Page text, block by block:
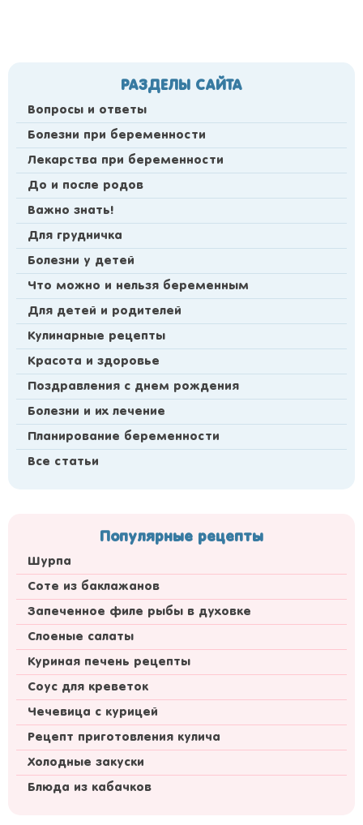
РАЗДЕЛЫ САЙТА
Вопросы и ответы
Болезни при беременности
Лекарства при беременности
До и после родов
Важно знать!
Для грудничка
Болезни у детей
Что можно и нельзя беременным
Для детей и родителей
Кулинарные рецепты
Красота и здоровье
Поздравления с днем рождения
Болезни и их лечение
Планирование беременности
Все статьи
Популярные рецепты
Шурпа
Соте из баклажанов
Запеченное филе рыбы в духовке
Слоеные салаты
Куриная печень рецепты
Соус для креветок
Чечевица с курицей
Рецепт приготовления кулича
Холодные закуски
Блюда из кабачков